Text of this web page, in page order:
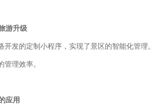
游升级
开发的定制小程序，实现了景区的智能化管
理效率。
应用